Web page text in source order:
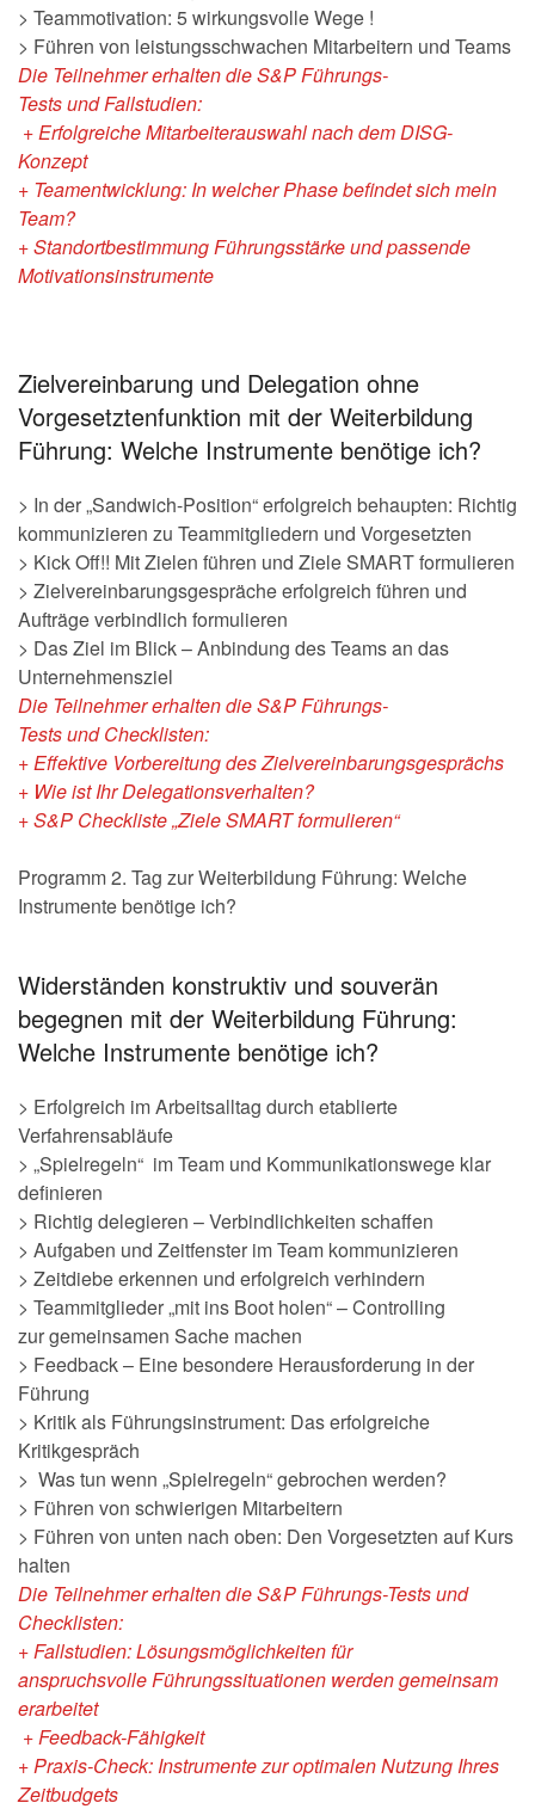
> Teammotivation: 5 wirkungsvolle Wege !
> Führen von leistungsschwachen Mitarbeitern und Teams
Die Teilnehmer erhalten dieS&P Führungs-
TestsundFallstudien:
+ Erfolgreiche Mitarbeiterauswahl nach dem DISG-
Konzept
+ Teamentwicklung: In welcher Phase befindet sich mein
Team?
+ Standortbestimmung Führungsstärke und passende
Motivationsinstrumente
Zielvereinbarung und Delegation ohne
Vorgesetztenfunktion mit der Weiterbildung
Führung: Welche Instrumente benötige ich?
> In der „Sandwich-Position“ erfolgreich behaupten: Richtig
kommunizieren zu Teammitgliedern und Vorgesetzten
> Kick Off!! Mit Zielen führen und Ziele SMART formulieren
> Zielvereinbarungsgespräche erfolgreich führen und
Aufträge verbindlich formulieren
> Das Ziel im Blick – Anbindung des Teams an das
Unternehmensziel
Die Teilnehmer erhalten dieS&P Führungs-
TestsundChecklisten:
+ Effektive Vorbereitung des Zielvereinbarungsgesprächs
+ Wie ist Ihr Delegationsverhalten?
+ S&P Checkliste „Ziele SMART formulieren“
Programm 2. Tag zur Weiterbildung Führung: Welche
Instrumente benötige ich?
Widerständen konstruktiv und souverän
begegnen mit der Weiterbildung Führung:
Welche Instrumente benötige ich?
> Erfolgreich im Arbeitsalltag durch etablierte
Verfahrensabläufe
> „Spielregeln“ im Team und Kommunikationswege klar
definieren
> Richtig delegieren – Verbindlichkeiten schaffen
> Aufgaben und Zeitfenster im Team kommunizieren
> Zeitdiebe erkennen und erfolgreich verhindern
> Teammitglieder „mit ins Boot holen“ – Controlling
zur gemeinsamen Sache machen
> Feedback – Eine besondere Herausforderung in der
Führung
> Kritik als Führungsinstrument: Das erfolgreiche
Kritikgespräch
> Was tun wenn „Spielregeln“ gebrochen werden?
> Führen von schwierigen Mitarbeitern
> Führen von unten nach oben: Den Vorgesetzten auf Kurs
halten
Die Teilnehmer erhalten die S&P Führungs-Tests und
Checklisten:
+ Fallstudien: Lösungsmöglichkeiten für
anspruchsvolleFührungssituationen werden gemeinsam
erarbeitet
+ Feedback-Fähigkeit
+ Praxis-Check: Instrumente zur optimalen Nutzung Ihres
Zeitbudgets